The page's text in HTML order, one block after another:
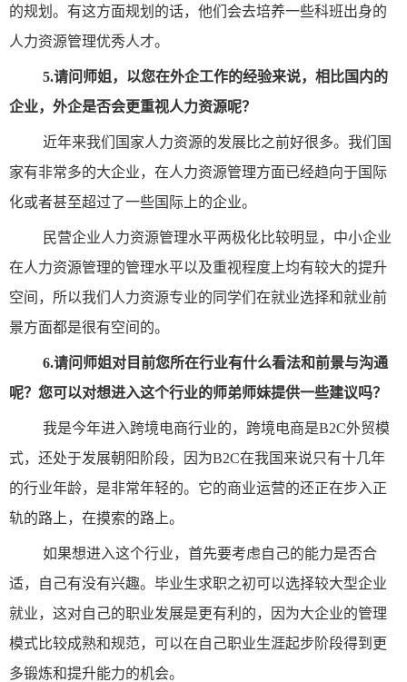
的规划。有这方面规划的话，他们会去培养一些科班出身的
人力资源管理优秀人才。
5.请问师姐，以您在外企工作的经验来说，相比国内的
企业，外企是否会更重视人力资源呢？
近年来我们国家人力资源的发展比之前好很多。我们国
家有非常多的大企业，在人力资源管理方面已经趋向于国际
化或者甚至超过了一些国际上的企业。
民营企业人力资源管理水平两极化比较明显，中小企业
在人力资源管理的管理水平以及重视程度上均有较大的提升
空间，所以我们人力资源专业的同学们在就业选择和就业前
景方面都是很有空间的。
6.请问师姐对目前您所在行业有什么看法和前景与沟通
呢？您可以对想进入这个行业的师弟师妹提供一些建议吗？
我是今年进入跨境电商行业的，跨境电商是B2C外贸模
式，还处于发展朝阳阶段，因为B2C在我国来说只有十几年
的行业年龄，是非常年轻的。它的商业运营的还正在步入正
轨的路上，在摸索的路上。
如果想进入这个行业，首先要考虑自己的能力是否合
适，自己有没有兴趣。毕业生求职之初可以选择较大型企业
就业，这对自己的职业发展是更有利的，因为大企业的管理
模式比较成熟和规范，可以在自己职业生涯起步阶段得到更
多锻炼和提升能力的机会。